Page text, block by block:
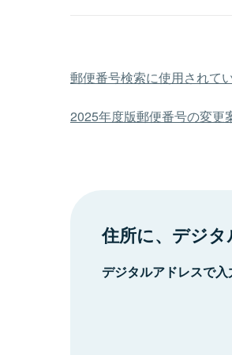
郵便番号検索に使用されて
2025年度版郵便番号の変更
住所に、デジタ
デジタルアドレスで